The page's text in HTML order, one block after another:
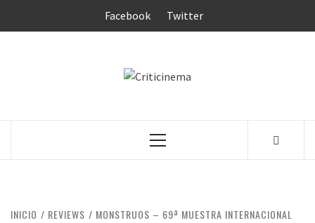
Facebook Twitter
Menú
INICIO REVIEWS
MONSTRUOS – 69ª MUESTRA INTERNACIONAL